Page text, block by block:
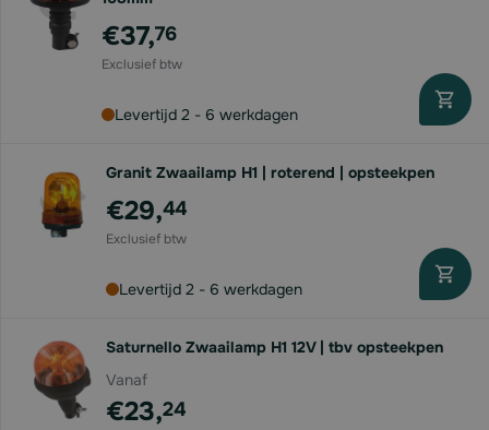
€37,76
Levertijd 2 - 6 werkdagen
Granit Zwaailamp H1 | roterend | opsteekpen
€29,44
Levertijd 2 - 6 werkdagen
Saturnello Zwaailamp H1 12V | tbv opsteekpen
Vanaf
€23,24